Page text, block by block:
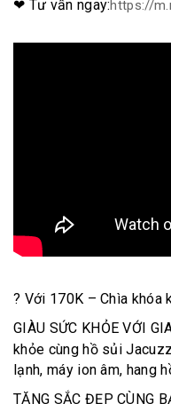
❤ Tư vấn ngay:https://
? Với 170K – Chìa khóa
GIÀU SỨC KHỎE VỚI
khỏe cùng hồ sủi
lạnh, máy ion âm, hang
TĂNG SẮC ĐẸP CÙNG